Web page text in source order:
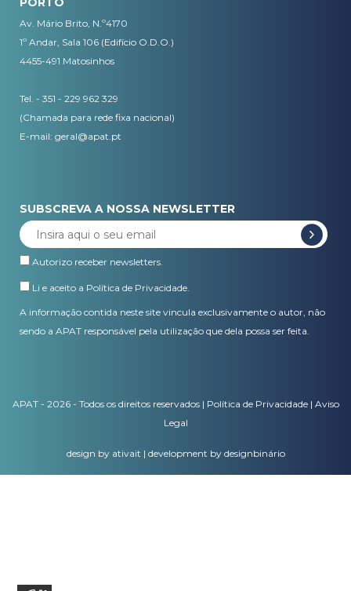
Av. Mário Brito, N.º4170
1º Andar, Sala 106 (Edifício O.D.O.)
4455-491 Matosinhos
Tel. - 351 - 229 962 329
(Chamada para rede fixa nacional)
E-mail: geral@apat.pt
SUBSCREVA A NOSSA NEWSLETTER
Autorizo receber newsletters.
Li e aceito a Política de Privacidade.
A informação contida neste site vincula exclusivamente o autor, não
sendo a APAT responsável pela utilização que dela possa ser feita.
APAT - 2026 - Todos os direitos reservados | Política de Privacidade| Aviso
Legal
design by ativait | development by designbinário